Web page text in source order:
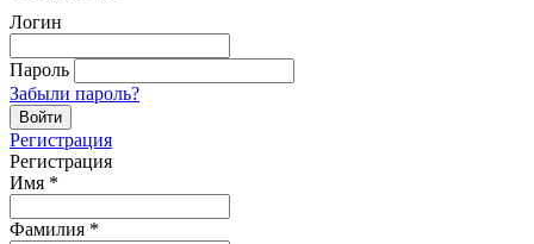
Логин
Пароль
Забыли пароль?
Регистрация
Регистрация
Имя *
Фамилия *